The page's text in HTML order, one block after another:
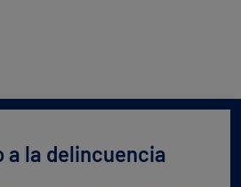
a la delincuencia